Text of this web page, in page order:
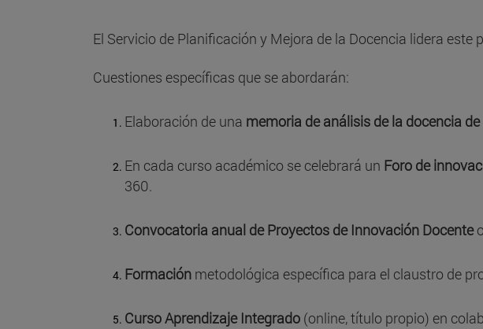
El Servicio de Planificación y Mejora de la Docencia lidera
Cuestiones específicas que se abordarán:
Elaboración de una memoria de análisis de la docencia
En cada curso académico se celebrará un Foro de
360.
Convocatoria anual de Proyectos de Innovación Docente
Formación metodológica específica para el claustro de
Curso Aprendizaje Integrado (online, título propio) en